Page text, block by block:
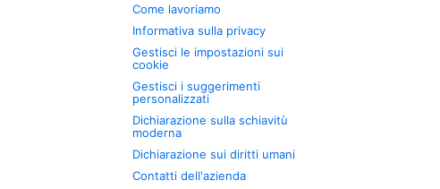
Come lavoriamo
Informativa sulla privacy
Gestisci le impostazioni sui
cookie
Gestisci i suggerimenti
personalizzati
Dichiarazione sulla schiavitù
moderna
Dichiarazione sui diritti umani
Contatti dell'azienda